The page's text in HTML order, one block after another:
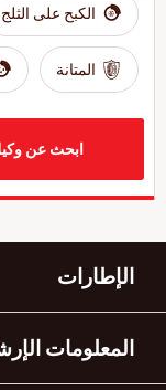
الكبح على الثلج
المتانة
ابحث عن
الإطارات
المعلومات